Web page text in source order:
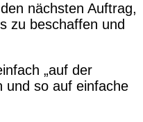
nächsten Auftrag,
zu beschaffen und
„auf der
und so auf einfache